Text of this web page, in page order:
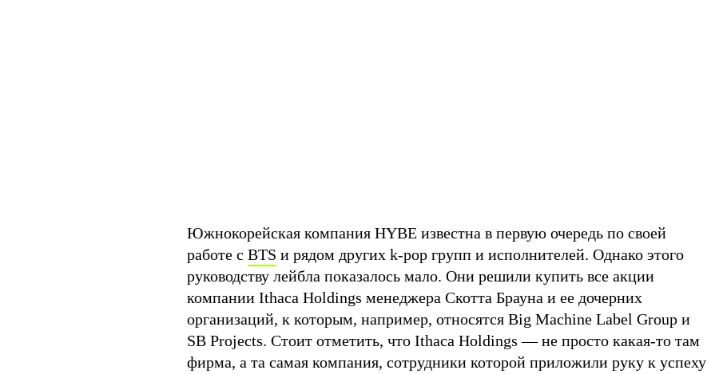
Южнокорейская компания HYBE известна в первую очередь по своей
работе с BTS и рядом других k-pop групп и исполнителей. Однако этого
руководству лейбла показалось мало. Они решили купить все акции
компании Ithaca Holdings менеджера Скотта Брауна и ее дочерних
организаций, к которым, например, относятся Big Machine Label Group и
SB Projects. Стоит отметить, что Ithaca Holdings — не просто какая-то там
фирма, а та самая компания, сотрудники которой приложили руку к успеху